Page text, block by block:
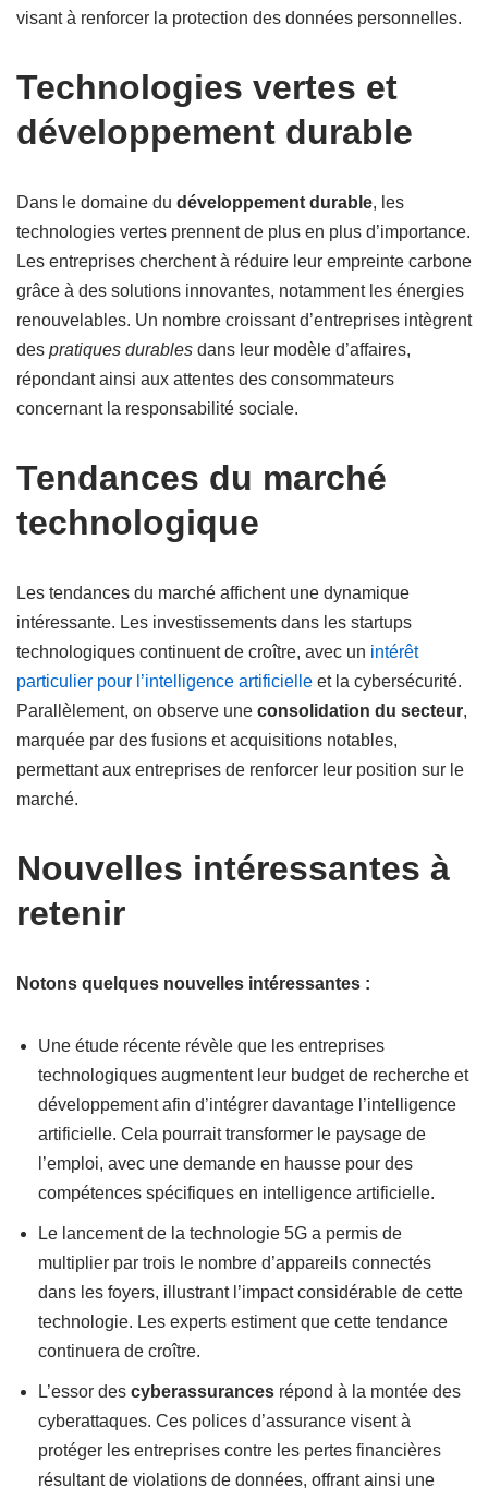
visant à renforcer la protection des données personnelles.
Technologies vertes et
développement durable
Dans le domaine du développement durable, les
technologies vertes prennent de plus en plus d’importance.
Les entreprises cherchent à réduire leur empreinte carbone
grâce à des solutions innovantes, notamment les énergies
renouvelables. Un nombre croissant d’entreprises intègrent
des pratiques durables dans leur modèle d’affaires,
répondant ainsi aux attentes des consommateurs
concernant la responsabilité sociale.
Tendances du marché
technologique
Les tendances du marché affichent une dynamique
intéressante. Les investissements dans les startups
technologiques continuent de croître, avec un intérêt
particulier pour l’intelligence artificielle et la cybersécurité.
Parallèlement, on observe une consolidation du secteur,
marquée par des fusions et acquisitions notables,
permettant aux entreprises de renforcer leur position sur le
marché.
Nouvelles intéressantes à
retenir
Notons quelques nouvelles intéressantes :
Une étude récente révèle que les entreprises
technologiques augmentent leur budget de recherche et
développement afin d’intégrer davantage l’intelligence
artificielle. Cela pourrait transformer le paysage de
l’emploi, avec une demande en hausse pour des
compétences spécifiques en intelligence artificielle.
Le lancement de la technologie 5G a permis de
multiplier par trois le nombre d’appareils connectés
dans les foyers, illustrant l’impact considérable de cette
technologie. Les experts estiment que cette tendance
continuera de croître.
L’essor des cyberassurances répond à la montée des
cyberattaques. Ces polices d’assurance visent à
protéger les entreprises contre les pertes financières
résultant de violations de données, offrant ainsi une